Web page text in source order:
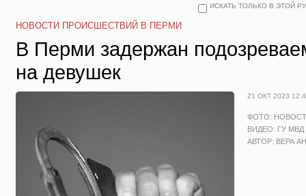
ИСКАТЬ ТОЛЬКО В ЭТОЙ
НОВОСТИ ПРОИСШЕСТВИЙ В ПЕРМИ
В Перми задержан
на девушек
21 ОКТ 2023
ФОТО:
ВИДЕО: ГУ МВД
АВТОР: ВЕРА